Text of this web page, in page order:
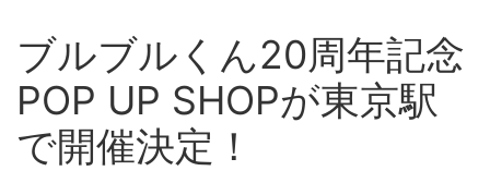
ブルブルくん20周年記念
POP UP SHOPが東京駅
で開催決定！